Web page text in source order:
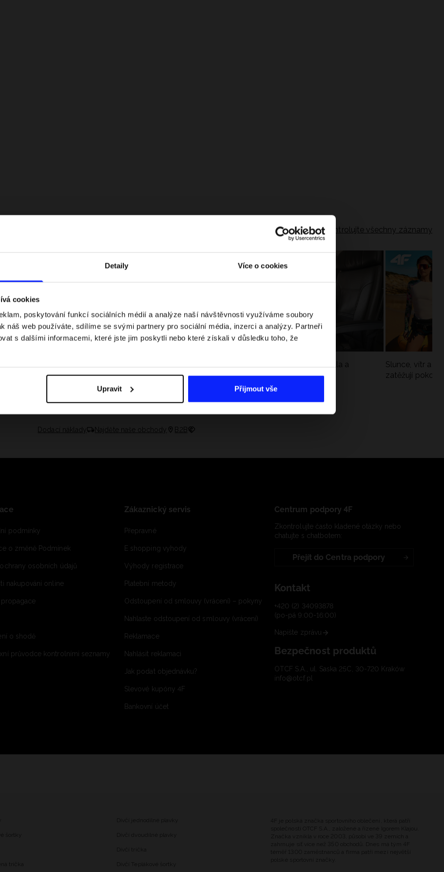
Detaily Více o cookies
cookies
poskytování funkcí sociálních médií a analýze naší návštěvnosti využíváme soubory
náš web používáte, sdílíme se svými partnery pro sociální média, inzerci a analýzy. Partneři
s dalšími informacemi, které jste jim poskytli nebo které získali v důsledku toho, že
Upravit Přijmout vše
Zkontrolujte všechny záznamy
průvodce
závodů, rekordy a nejlepší jezdci F1
Jak si sbalit batoh do letadla a
nepřekročit limity?
Slunce, vítr a
zatěžují
Dodací náklady Najděte naše obchody B2B
podmínky
o změně Podmínek
osobních údajů
nakupování online
propagace
o shodě
průvodce kontrolními seznamy
Zákaznický servis
Přepravné
E shopping vyhody
Výhody registrace
Platební metody
Odstoupení od smlouvy (vrácení) – pokyny
Nahlaste odstoupení od smlouvy (vrácení)
Reklamace
Nahlásit reklamaci
Jak podat objednávku?
Slevové kupóny 4F
Bankovní účet
Centrum podpory 4F
Zkontrolujte často kladené otázky nebo
chatujte s chatbotem:
Přejít do Centra podpory
Kontakt
+420 (2) 34093878
(po-pá 9:00-16:00)
Napište zprávu
Bezpečnost produktů
OTCF S.A., ul. Saska 25C, 30-720 Kraków
info@otcf.pl